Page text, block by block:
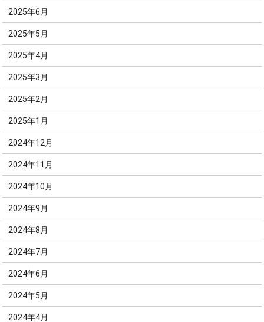
2025年6月
2025年5月
2025年4月
2025年3月
2025年2月
2025年1月
2024年12月
2024年11月
2024年10月
2024年9月
2024年8月
2024年7月
2024年6月
2024年5月
2024年4月